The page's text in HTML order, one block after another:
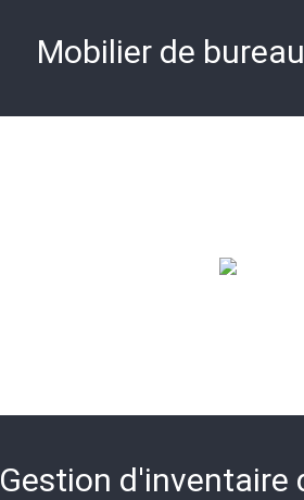
Mobilier de
Gestion d'inventaire